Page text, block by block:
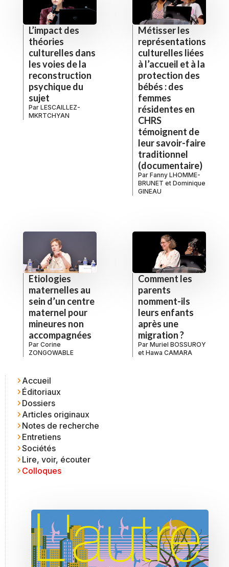
L’impact des
théories
culturelles dans
les voies de la
reconstruction
psychique du
sujet
Par LESCAILLEZ-
MKRTCHYAN
Métisser les
représentations
culturelles liées
à l’accueil et à la
protection des
bébés : des
femmes
résidentes en
CHRS
témoignent de
leur savoir-faire
traditionnel
(documentaire)
Par Fanny LHOMME-
BRUNET et Dominique
GINEAU
Etiologies
maternelles au
sein d’un centre
maternel pour
mineures non
accompagnées
Par Corine
ZONGOWABLE
Comment les
parents
nomment-ils
leurs enfants
après une
migration ?
Par Muriel BOSSUROY
et Hawa CAMARA
Accueil
Éditoriaux
Dossiers
Articles originaux
Notes de recherche
Entretiens
Sociétés
Lire, voir, écouter
Colloques